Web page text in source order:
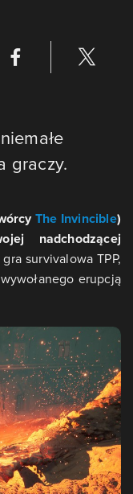
graczy.
The Invincible)
nadchodzącej
survivalowa TPP,
erupcją